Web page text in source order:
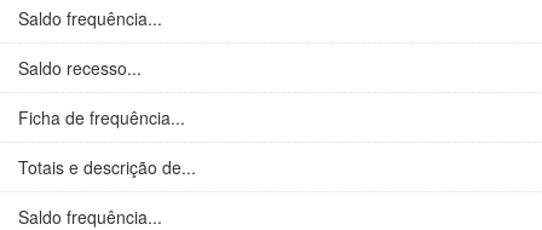
Saldo frequência...
Saldo recesso...
Ficha de frequência...
Totais e descrição de...
Saldo frequência...